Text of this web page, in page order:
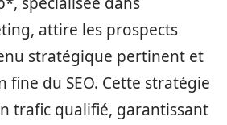
attire les prospects
stratégique pertinent et
du SEO. Cette stratégie
trafic qualifié, garantissant